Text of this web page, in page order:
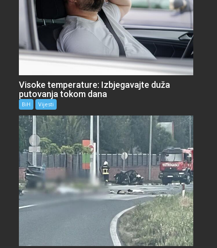
Visoke temperature: Izbjegavajte duža
putovanja tokom dana
BiH Vijesti